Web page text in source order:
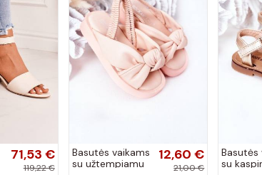
71,53 €
119,22 €
Basutės vaikams
su užtempiamu
12,60 €
21,00 €
Basutės
su